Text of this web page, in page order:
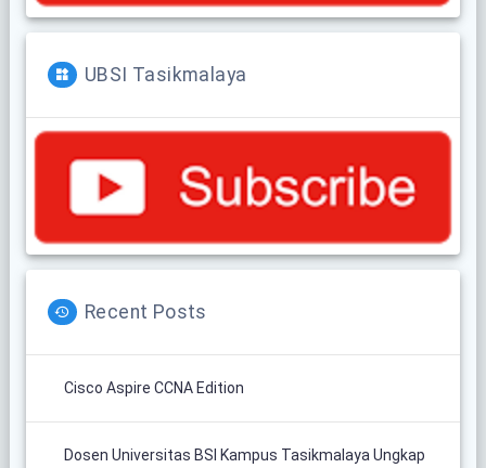
UBSI Tasikmalaya
Recent Posts
Cisco Aspire CCNA Edition
Dosen Universitas BSI Kampus Tasikmalaya Ungkap